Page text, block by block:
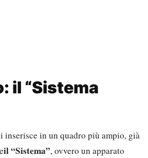
il “Sistema
in un quadro più ampio, già
il “Sistema”, ovvero un apparato